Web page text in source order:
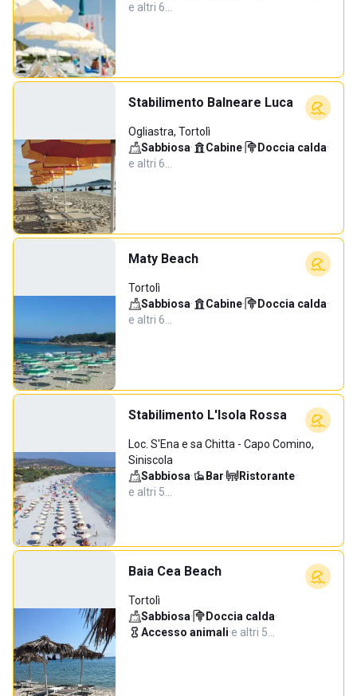
e altri 6…
Stabilimento Balneare Luca
Ogliastra, Tortolì
Sabbiosa· Cabine· Doccia calda·
e altri 6…
Maty Beach
Tortolì
Sabbiosa· Cabine· Doccia calda·
e altri 6…
Stabilimento L'Isola Rossa
Loc. S'Ena e sa Chitta - Capo Comino,
Siniscola
Sabbiosa· Bar· Ristorante·
e altri 5…
Baia Cea Beach
Tortolì
Sabbiosa· Doccia calda·
Accesso animali·e altri 5…